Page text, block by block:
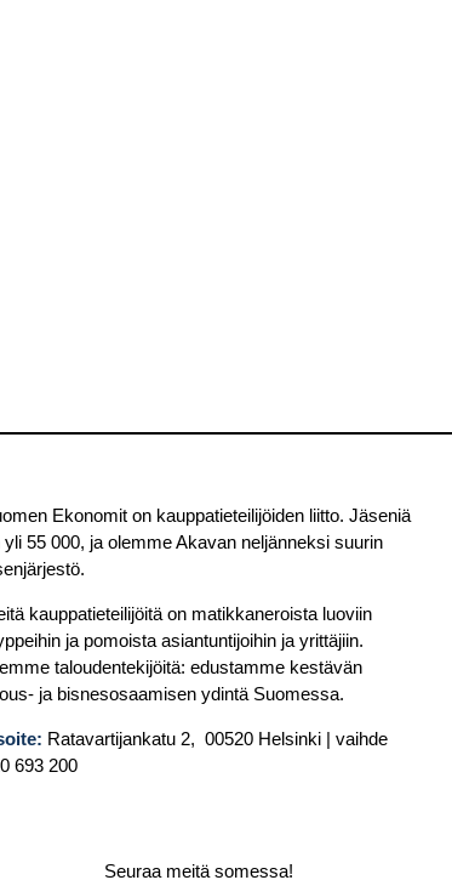
Ekonomit on kauppatieteilijöiden liitto. Jäseniä
yli 55 000, ja olemme Akavan neljänneksi suurin
kauppatieteilijöitä on matikkaneroista luoviin
ja pomoista asiantuntijoihin ja yrittäjiin.
taloudentekijöitä: edustamme kestävän
ja bisnesosaamisen ydintä Suomessa.
Ratavartijankatu 2, 00520 Helsinki | vaihde
693 200
Seuraa meitä somessa!